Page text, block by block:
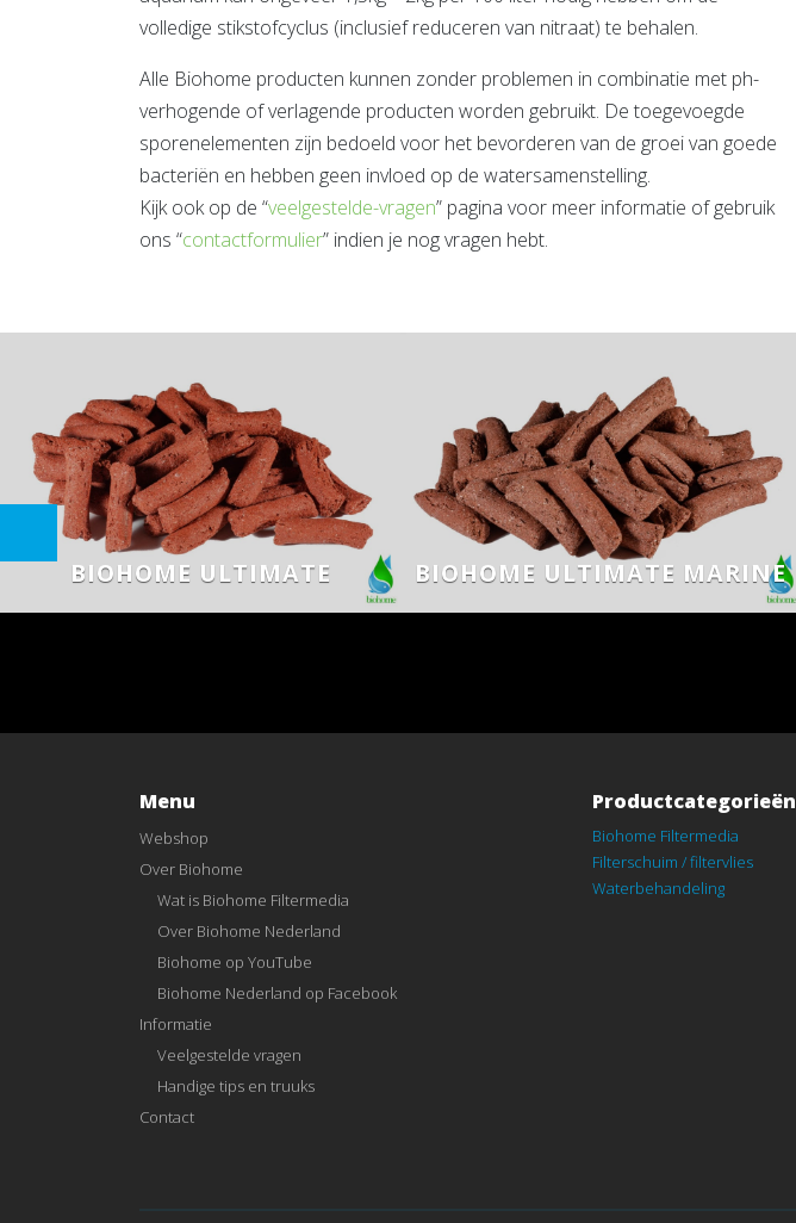
volledige stikstofcyclus (inclusief reduceren van nitraat) te behalen.
Alle Biohome producten kunnen zonder problemen in combinatie met ph-
verhogende of verlagende producten worden gebruikt. De toegevoegde
sporenelementen zijn bedoeld voor het bevorderen van de groei van goede
bacteriën en hebben geen invloed op de watersamenstelling.
Kijk ook op de “veelgestelde-vragen” pagina voor meer informatie of gebruik
ons “contactformulier” indien je nog vragen hebt.
BIOHOME ULTIMATE BIOHOME ULTIMATE MARINE
Menu
Webshop
Over Biohome
Wat is Biohome Filtermedia
Over Biohome Nederland
Biohome op YouTube
Biohome Nederland op Facebook
Informatie
Veelgestelde vragen
Handige tips en truuks
Contact
Productcategorieën
Biohome Filtermedia
Filterschuim / filtervlies
Waterbehandeling